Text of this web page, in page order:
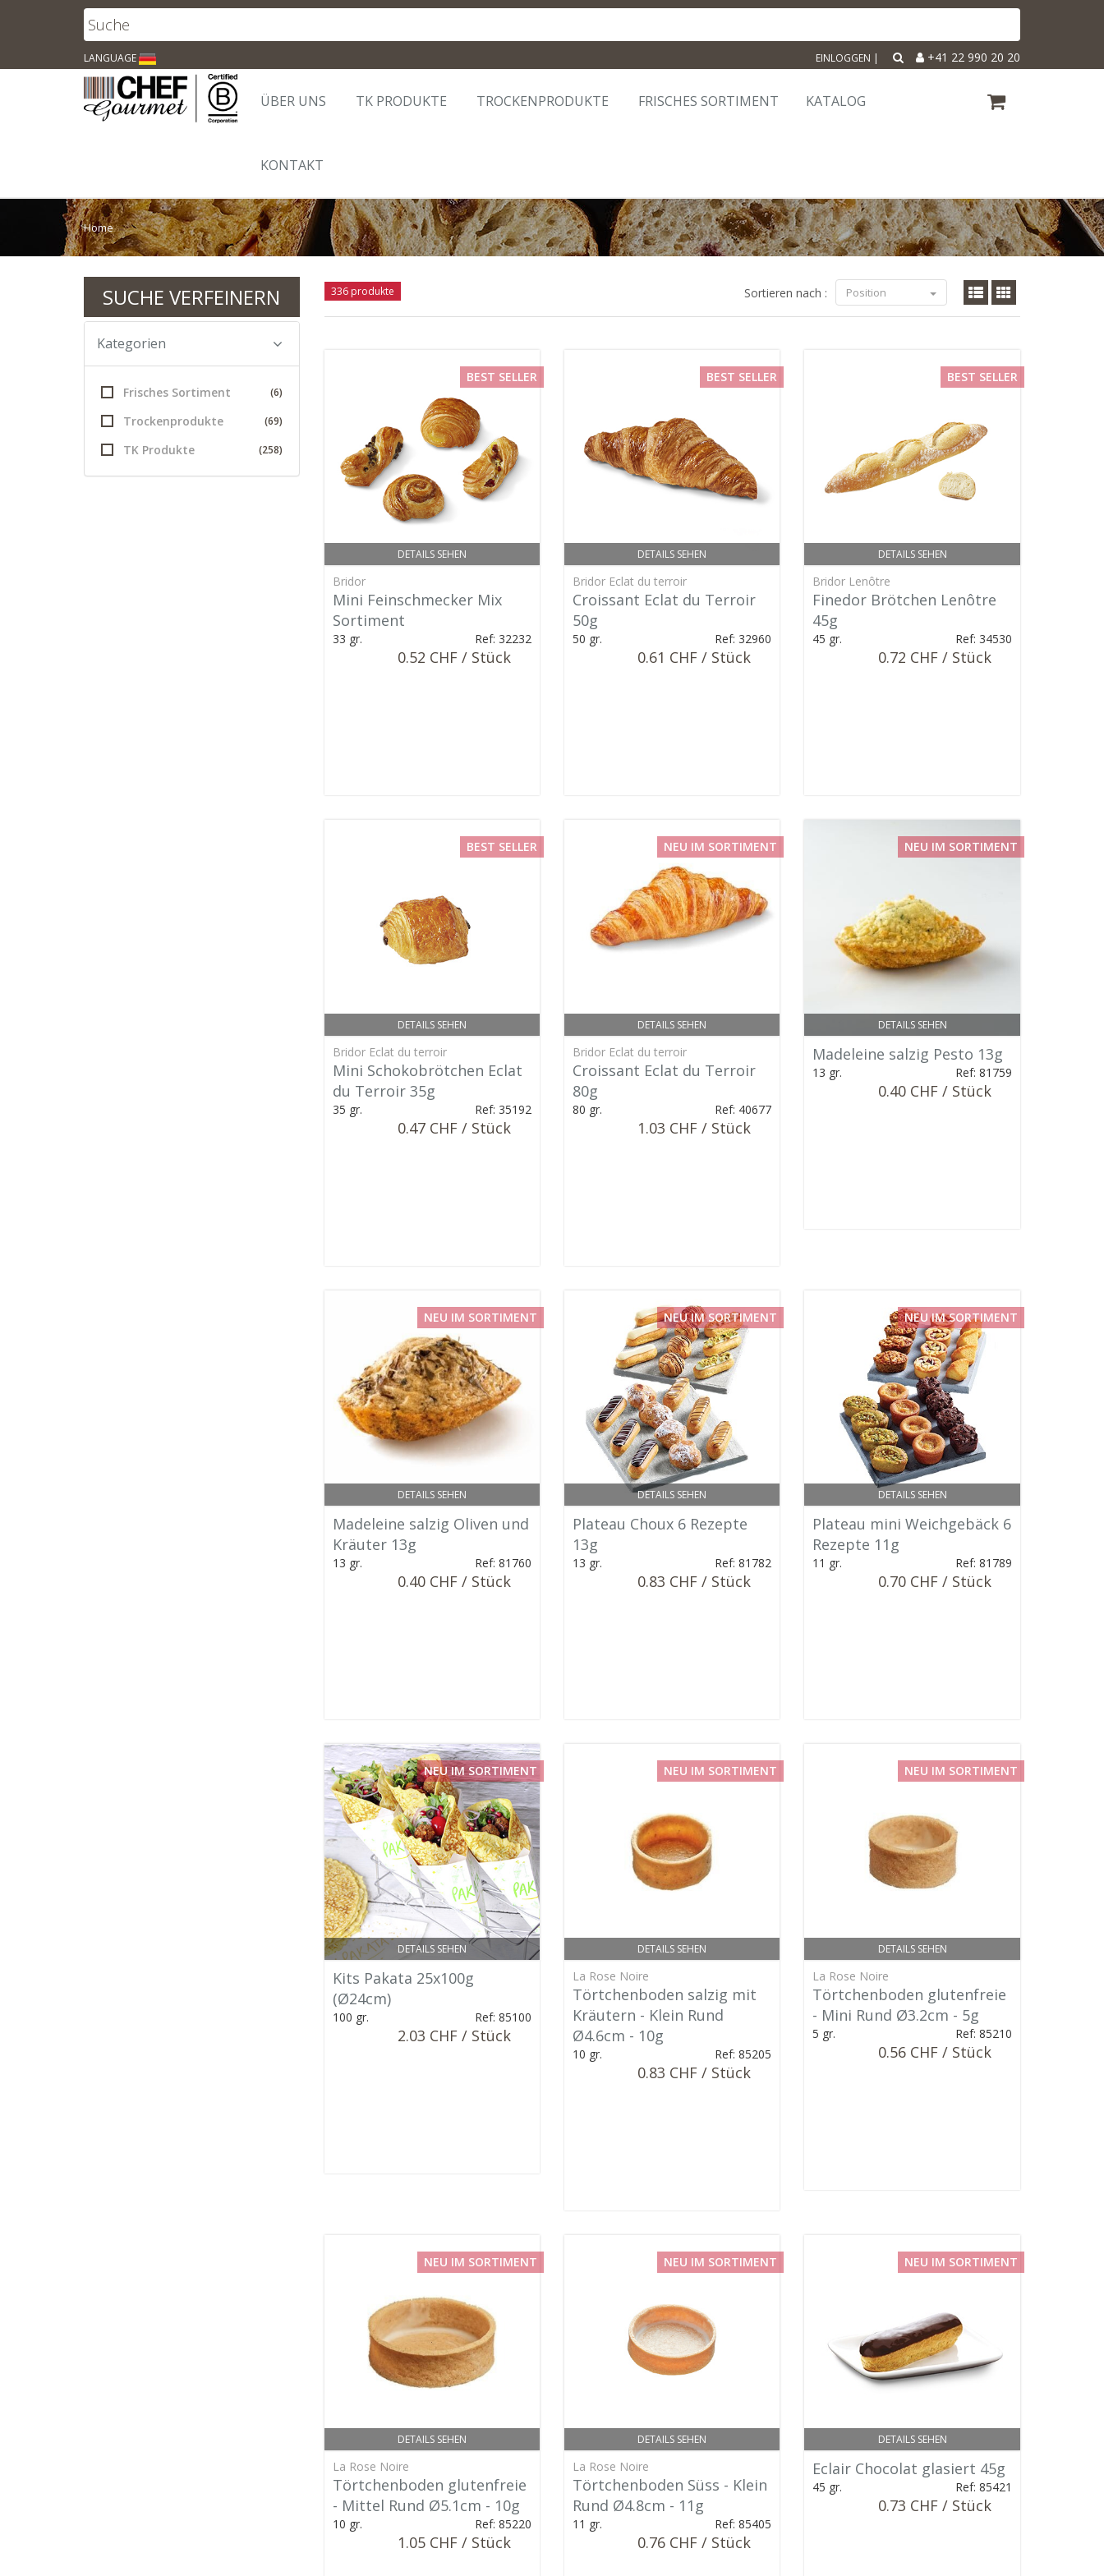
LANGUAGE +41 22 990 20 20
EINLOGGEN |
ÜBER UNS TK PRODUKTE TROCKENPRODUKTE FRISCHES SORTIMENT KATALOG
KONTAKT
Home
SUCHE VERFEINERN
Kategorien
Frisches Sortiment (6)
Trockenprodukte (69)
TK Produkte (258)
336 produkte Sortieren nach : Position
DETAILS SEHEN
BEST SELLER
Bridor
Mini Feinschmecker Mix
Sortiment
33 gr. Ref: 32232
0.52 CHF / Stück
DETAILS SEHEN
BEST SELLER
Bridor Eclat du terroir
Croissant Eclat du Terroir
50g
50 gr. Ref: 32960
0.61 CHF / Stück
DETAILS SEHEN
BEST SELLER
Bridor Lenôtre
Finedor Brötchen Lenôtre
45g
45 gr. Ref: 34530
0.72 CHF / Stück
DETAILS SEHEN
BEST SELLER
Bridor Eclat du terroir
Mini Schokobrötchen Eclat
du Terroir 35g
35 gr. Ref: 35192
0.47 CHF / Stück
DETAILS SEHEN
NEU IM SORTIMENT
Bridor Eclat du terroir
Croissant Eclat du Terroir
80g
80 gr. Ref: 40677
1.03 CHF / Stück
DETAILS SEHEN
NEU IM SORTIMENT
Madeleine salzig Pesto 13g
13 gr. Ref: 81759
0.40 CHF / Stück
DETAILS SEHEN
NEU IM SORTIMENT
Madeleine salzig Oliven und
Kräuter 13g
13 gr. Ref: 81760
0.40 CHF / Stück
DETAILS SEHEN
NEU IM SORTIMENT
Plateau Choux 6 Rezepte
13g
13 gr. Ref: 81782
0.83 CHF / Stück
DETAILS SEHEN
NEU IM SORTIMENT
Plateau mini Weichgebäck 6
Rezepte 11g
11 gr. Ref: 81789
0.70 CHF / Stück
DETAILS SEHEN
NEU IM SORTIMENT
Kits Pakata 25x100g
(Ø24cm)
100 gr. Ref: 85100
2.03 CHF / Stück
DETAILS SEHEN
NEU IM SORTIMENT
La Rose Noire
Törtchenboden salzig mit
Kräutern - Klein Rund
Ø4.6cm - 10g
10 gr. Ref: 85205
0.83 CHF / Stück
DETAILS SEHEN
NEU IM SORTIMENT
La Rose Noire
Törtchenboden glutenfreie
- Mini Rund Ø3.2cm - 5g
5 gr. Ref: 85210
0.56 CHF / Stück
DETAILS SEHEN
NEU IM SORTIMENT
La Rose Noire
Törtchenboden glutenfreie
- Mittel Rund Ø5.1cm - 10g
10 gr. Ref: 85220
1.05 CHF / Stück
DETAILS SEHEN
NEU IM SORTIMENT
La Rose Noire
Törtchenboden Süss - Klein
Rund Ø4.8cm - 11g
11 gr. Ref: 85405
0.76 CHF / Stück
DETAILS SEHEN
NEU IM SORTIMENT
Eclair Chocolat glasiert 45g
45 gr. Ref: 85421
0.73 CHF / Stück